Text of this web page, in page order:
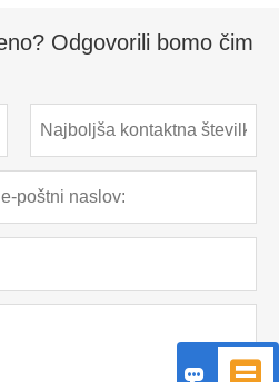
Odgovorili bomo čim
 